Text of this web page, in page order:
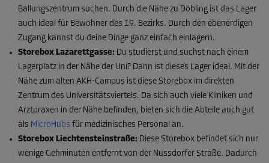
Ballungszentrum suchen. Durch die Nähe zu Döbling ist das Lager
auch ideal für Bewohner des 19. Bezirks. Durch den ebenerdigen
Zugang kannst du deine Dinge ganz einfach einlagern.
Storebox Lazarettgasse: Du studierst und suchst nach einem
Lagerplatz in der Nähe der Uni? Dann ist dieses Lager ideal. Mit der
Nähe zum alten AKH-Campus ist diese Storebox im direkten
Zentrum des Universitätsviertels. Da sich auch viele Kliniken und
Arztpraxen in der Nähe befinden, bieten sich die Abteile auch gut
als MicroHubs für medizinisches Personal an.
Storebox Liechtensteinstraße: Diese Storebox befindet sich nur
wenige Gehminuten entfernt von der Nussdorfer Straße. Dadurch